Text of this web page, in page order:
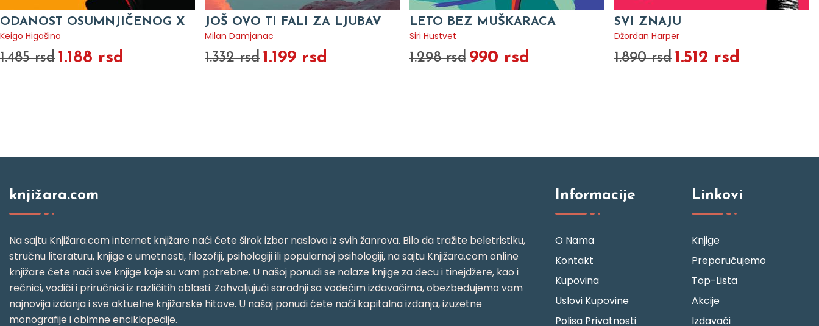
ODANOST OSUMNJIČENOG X
Keigo Higašino
1.485 rsd 1.188 rsd
JOŠ OVO TI FALI ZA LJUBAV
Milan Damjanac
1.332 rsd 1.199 rsd
LETO BEZ MUŠKARACA
Siri Hustvet
1.298 rsd 990 rsd
SVI ZNAJU
Džordan Harper
1.890 rsd 1.512 rsd
knjižara.com
Na sajtu Knjižara.com internet knjižare naći ćete širok izbor naslova iz svih žanrova. Bilo da tražite beletristiku,
stručnu literaturu, knjige o umetnosti, filozofiji, psihologiji ili popularnoj psihologiji, na sajtu Knjižara.com online
knjižare ćete naći sve knjige koje su vam potrebne. U našoj ponudi se nalaze knjige za decu i tinejdžere, kao i
rečnici, vodiči i priručnici iz različitih oblasti. Zahvaljujući saradnji sa vodećim izdavačima, obezbeđujemo vam
najnovija izdanja i sve aktuelne knjižarske hitove. U našoj ponudi ćete naći kapitalna izdanja, izuzetne
monografije i obimne enciklopedije.
Informacije
O Nama
Kontakt
Kupovina
Uslovi Kupovine
Polisa Privatnosti
Linkovi
Knjige
Preporučujemo
Top-Lista
Akcije
Izdavači